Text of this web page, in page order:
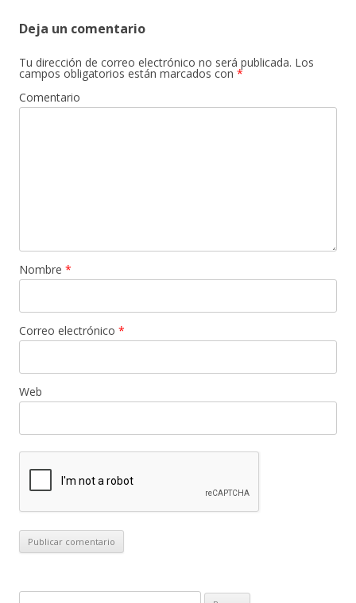
Deja un comentario
Tu dirección de correo electrónico no será publicada. Los
campos obligatorios están marcados con *
Comentario
Nombre *
Correo electrónico *
Web